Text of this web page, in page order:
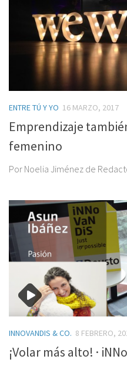
ENTRE TÚ Y YO 16 MARZO, 2017
Emprendizaje
femenino
Por Noelia Jiménez de
INNOVANDIS & CO. 8 FEBRERO,
¡Volar más alto! ·